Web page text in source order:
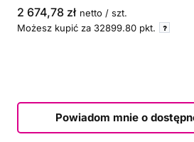
2 674,78 zł netto / szt.
Możesz kupić za 32899.80 pkt.
Powiadom mnie o